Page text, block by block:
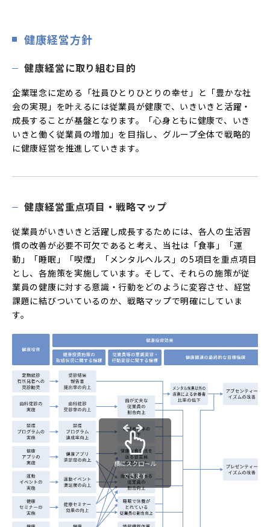
健康経営方針
健康経営に取り組む目的
企業理念に定める「社員ひとりひとりの幸せ」と「豊かな社
会の実現」を叶えるには従業員が健康で、いきいきと活躍・
成長することが基盤となります。「心身ともに健康で、いき
いきと働く従業員の増加」を目指し、グループ全体で戦略的
に健康経営を推進していきます。
健康経営重点項目・戦略マップ
従業員がいきいきと活躍し成長するためには、各人の生活習
慣の改善が必要不可欠であると考え、当社は「食事」「運
動」「睡眠」「喫煙」「メンタルヘルス」の5項目を重点項目
とし、各施策を実施しています。そして、それらの施策が従
業員の健康に対する意識・行動をどのように変容させ、経営
課題に結びついているのか、戦略マップで明確にしていま
す。
横にスクロール
できます